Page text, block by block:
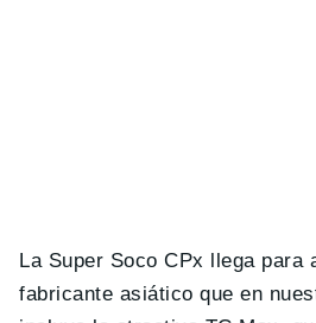
La Super Soco CPx llega para
fabricante asiático que en